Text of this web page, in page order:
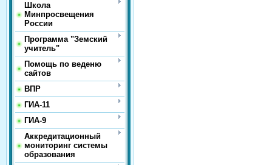
Школа
Минпросвещения
России
Программа "Земский
учитель"
Помощь по веденю
сайтов
ВПР
ГИА-11
ГИА-9
Аккредитационный
мониторинг системы
образования